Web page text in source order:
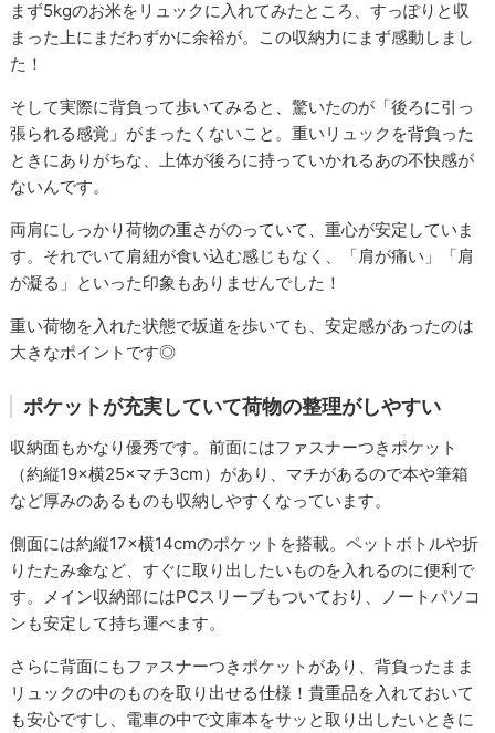
まず5kgのお米をリュックに入れてみたところ、すっぽりと収
まった上にまだわずかに余裕が。この収納力にまず感動しまし
た！
そして実際に背負って歩いてみると、驚いたのが「後ろに引っ
張られる感覚」がまったくないこと。重いリュックを背負った
ときにありがちな、上体が後ろに持っていかれるあの不快感が
ないんです。
両肩にしっかり荷物の重さがのっていて、重心が安定していま
す。それでいて肩紐が食い込む感じもなく、「肩が痛い」「肩
が凝る」といった印象もありませんでした！
重い荷物を入れた状態で坂道を歩いても、安定感があったのは
大きなポイントです◎
ポケットが充実していて荷物の整理がしやすい
収納面もかなり優秀です。前面にはファスナーつきポケット
（約縦19×横25×マチ3cm）があり、マチがあるので本や筆箱
など厚みのあるものも収納しやすくなっています。
側面には約縦17×横14cmのポケットを搭載。ペットボトルや折
りたたみ傘など、すぐに取り出したいものを入れるのに便利で
す。メイン収納部にはPCスリーブもついており、ノートパソコ
ンも安定して持ち運べます。
さらに背面にもファスナーつきポケットがあり、背負ったまま
リュックの中のものを取り出せる仕様！貴重品を入れておいて
も安心ですし、電車の中で文庫本をサッと取り出したいときに